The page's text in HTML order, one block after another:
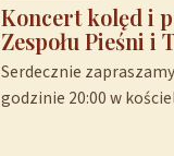
Koncert kolęd i
Zespołu Pieśni i
Serdecznie
godzinie 20:00 w